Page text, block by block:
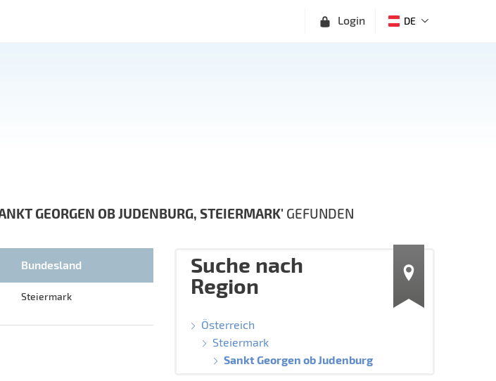
Login DE
GEORGEN OB JUDENBURG, STEIERMARK' GEFUNDEN
Bundesland
Steiermark
Suche nach
Region
Österreich
Steiermark
Sankt Georgen ob Judenburg